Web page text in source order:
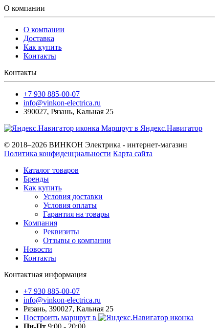
О компании
О компании
Доставка
Как купить
Контакты
Контакты
+7 930 885-00-07
info@vinkon-electrica.ru
390027, Рязань, Кальная 25
Маршрут в Яндекс.Навигатор
© 2018–2026 ВИНКОН Электрика - интернет-магазин
Политика конфиденциальности Карта сайта
Каталог товаров
Бренды
Как купить
Условия доставки
Условия оплаты
Гарантия на товары
Компания
Реквизиты
Отзывы о компании
Новости
Контакты
Контактная информация
+7 930 885-00-07
info@vinkon-electrica.ru
Рязань, 390027, Кальная 25
Построить маршрут в
Пн-Пт 9:00 - 20:00